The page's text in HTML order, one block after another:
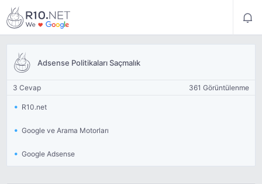
Adsense Politikaları Saçmalık
3 Cevap 361 Görüntülenme
R10.net
Google ve Arama Motorları
Google Adsense